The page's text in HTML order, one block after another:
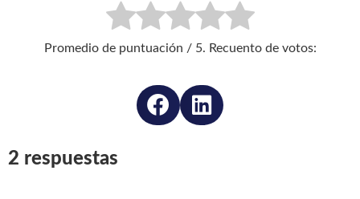
Promedio de puntuación / 5. Recuento de votos:
2 respuestas